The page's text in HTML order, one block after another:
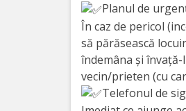
Parteneriate
Proiecte
Rapoarte
Planul de
În caz de pericol
să părăsească
îndemâna şi
vecin/prieten (cu
Telefonul de